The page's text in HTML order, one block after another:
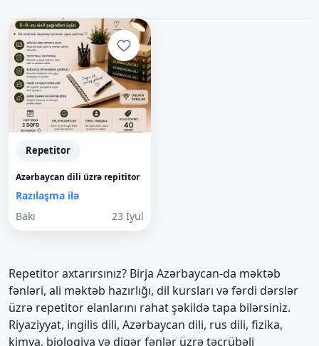
Repetitor
Azərbaycan dili üzrə repititor
Razılaşma ilə
Bakı
23 İyul
Repetitor axtarırsınız? Birja Azərbaycan-da məktəb
fənləri, ali məktəb hazırlığı, dil kursları və fərdi dərslər
üzrə repetitor elanlarını rahat şəkildə tapa bilərsiniz.
Riyaziyyat, ingilis dili, Azərbaycan dili, rus dili, fizika,
kimya, biologiya və digər fənlər üzrə təcrübəli